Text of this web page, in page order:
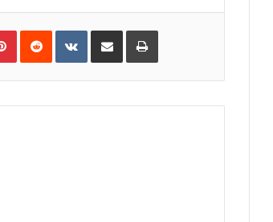
PinterestReddit VKontakteShare
Email
Print